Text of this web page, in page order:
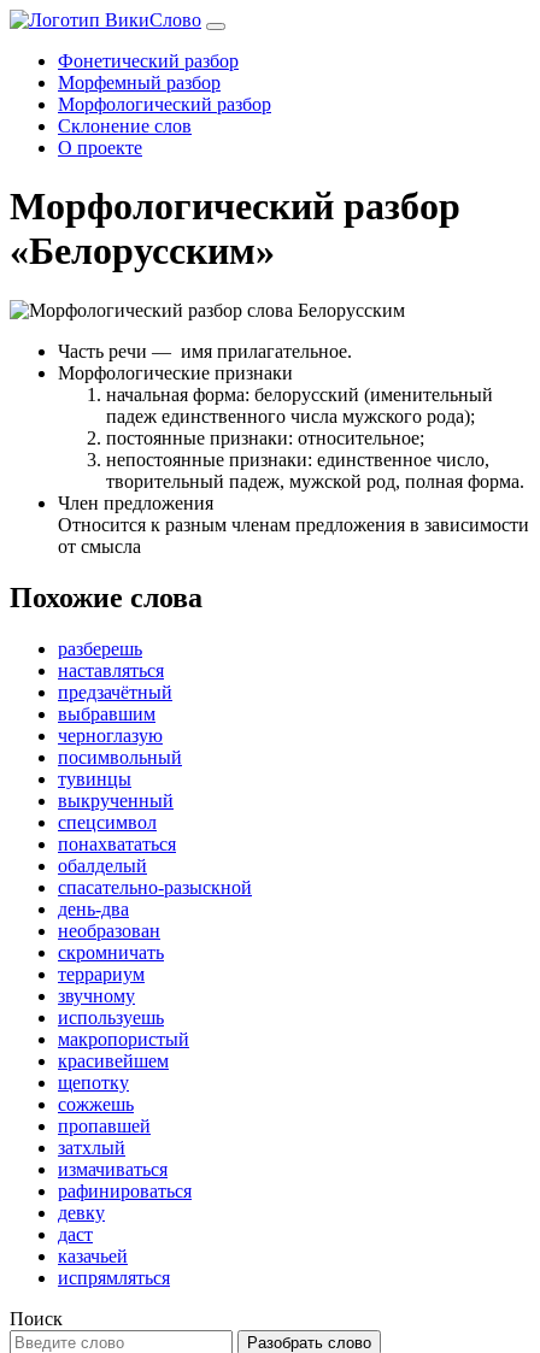
Фонетический разбор
Морфемный разбор
Морфологический разбор
Склонение слов
О проекте
Морфологический разбор
«Белорусским»
Часть речи — имя прилагательное.
Морфологические признаки
начальная форма: белорусский (именительный
падеж единственного числа мужского рода);
постоянные признаки: относительное;
непостоянные признаки: единственное число,
творительный падеж, мужской род, полная форма.
Член предложения
Относится к разным членам предложения в зависимости
от смысла
Похожие слова
разберешь
наставляться
предзачётный
выбравшим
черноглазую
посимвольный
тувинцы
выкрученный
спецсимвол
понахвататься
обалделый
спасательно-разыскной
день-два
необразован
скромничать
террариум
звучному
используешь
макропористый
красивейшем
щепотку
сожжешь
пропавшей
затхлый
измачиваться
рафинироваться
девку
даст
казачьей
испрямляться
Поиск
Разобрать слово